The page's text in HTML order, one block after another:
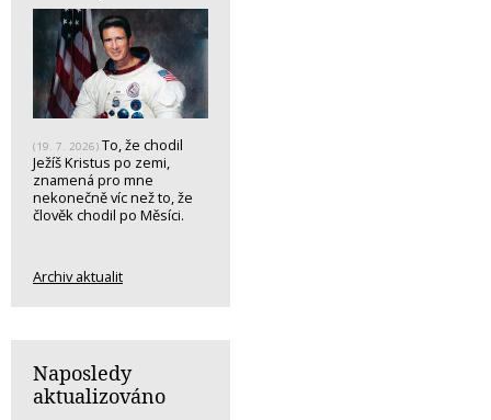
(19. 7. 2026) To, že chodil
Ježíš Kristus po zemi,
znamená pro mne
nekonečně víc než to, že
člověk chodil po Měsíci.
Archiv aktualit
Naposledy
aktualizováno